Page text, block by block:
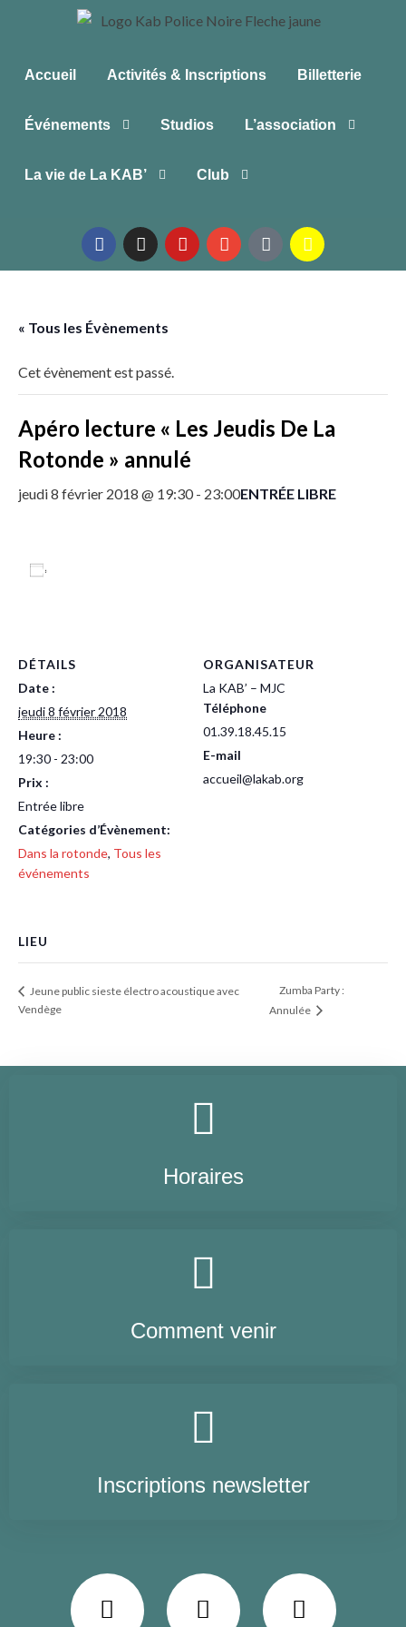
Accueil Activités & Inscriptions Billetterie
Événements Studios L’association
La vie de La KAB’ Club
« Tous les Évènements
Cet évènement est passé.
Apéro lecture « Les Jeudis De La
Rotonde » annulé
jeudi 8 février 2018 @ 19:30- 23:00ENTRÉE LIBRE
DÉTAILS
Date :
jeudi 8 février 2018
Heure :
19:30 - 23:00
Prix :
Entrée libre
Catégories d’Évènement:
Dans la rotonde, Tous les
événements
ORGANISATEUR
La KAB’ – MJC
Téléphone
01.39.18.45.15
E-mail
accueil@lakab.org
LIEU
Jeune public sieste électro acoustique avec
Vendège
Zumba Party :
Annulée
Horaires
Comment venir
Inscriptions newsletter